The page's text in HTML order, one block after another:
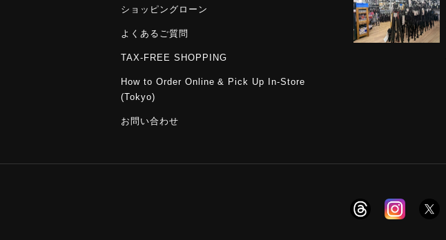
ショッピングローン
よくあるご質問
TAX-FREE SHOPPING
How to Order Online & Pick Up In-Store
(Tokyo)
お問い合わせ